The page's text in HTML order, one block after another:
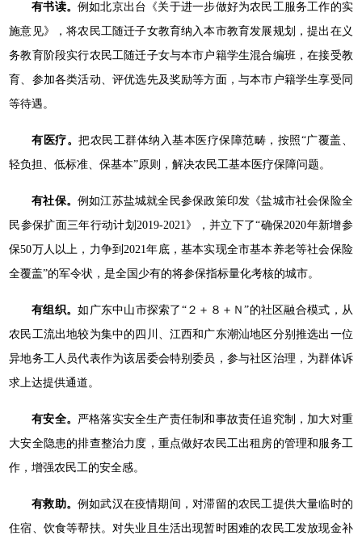
有书读。例如北京出台《关于进一步做好为农民工服务工作的实
施意见》，将农民工随迁子女教育纳入本市教育发展规划，提出在义
务教育阶段实行农民工随迁子女与本市户籍学生混合编班，在接受教
育、参加各类活动、评优选先及奖励等方面，与本市户籍学生享受同
等待遇。
有医疗。把农民工群体纳入基本医疗保障范畴，按照“广覆盖、
轻负担、低标准、保基本”原则，解决农民工基本医疗保障问题。
有社保。例如江苏盐城就全民参保政策印发《盐城市社会保险全
民参保扩面三年行动计划2019-2021》，并立下了“确保2020年新增参
保50万人以上，力争到2021年底，基本实现全市基本养老等社会保险
全覆盖”的军令状，是全国少有的将参保指标量化考核的城市。
有组织。如广东中山市探索了“２＋８＋Ｎ”的社区融合模式，从
农民工流出地较为集中的四川、江西和广东潮汕地区分别推选出一位
异地务工人员代表作为该居委会特别委员，参与社区治理，为群体诉
求上达提供通道。
有安全。 严格落实安全生产责任制和事故责任追究制，加大对重
大安全隐患的排查整治力度，重点做好农民工出租房的管理和服务工
作，增强农民工的安全感。
有救助。例如武汉在疫情期间，对滞留的农民工提供大量临时的
住宿、饮食等帮扶。对失业且生活出现暂时困难的农民工发放现金补